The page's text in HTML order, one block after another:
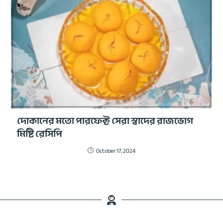
দোকানের মতো পারফেক্ট সেরা স্বাদের রাজভোগ
মিষ্টি রেসিপি
October 17, 2024